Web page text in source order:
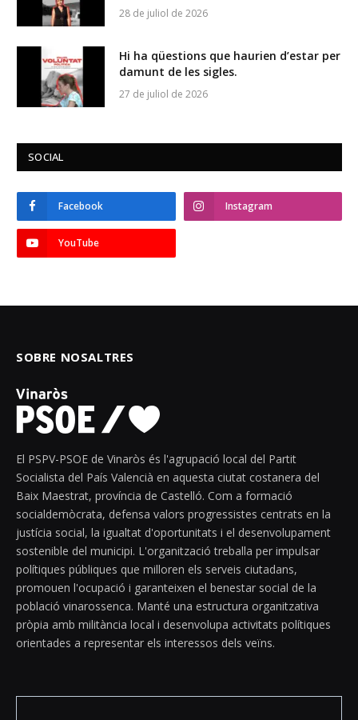
28 de juliol de 2026
Hi ha qüestions que haurien d’estar per
damunt de les sigles.
27 de juliol de 2026
SOCIAL
Facebook Instagram
YouTube
SOBRE NOSALTRES
El PSPV-PSOE de Vinaròs és l'agrupació local del Partit
Socialista del País Valencià en aquesta ciutat costanera del
Baix Maestrat, província de Castelló. Com a formació
socialdemòcrata, defensa valors progressistes centrats en la
justícia social, la igualtat d'oportunitats i el desenvolupament
sostenible del municipi. L'organització treballa per impulsar
polítiques públiques que milloren els serveis ciutadans,
promouen l'ocupació i garanteixen el benestar social de la
població vinarossenca. Manté una estructura organitzativa
pròpia amb militància local i desenvolupa activitats polítiques
orientades a representar els interessos dels veïns.